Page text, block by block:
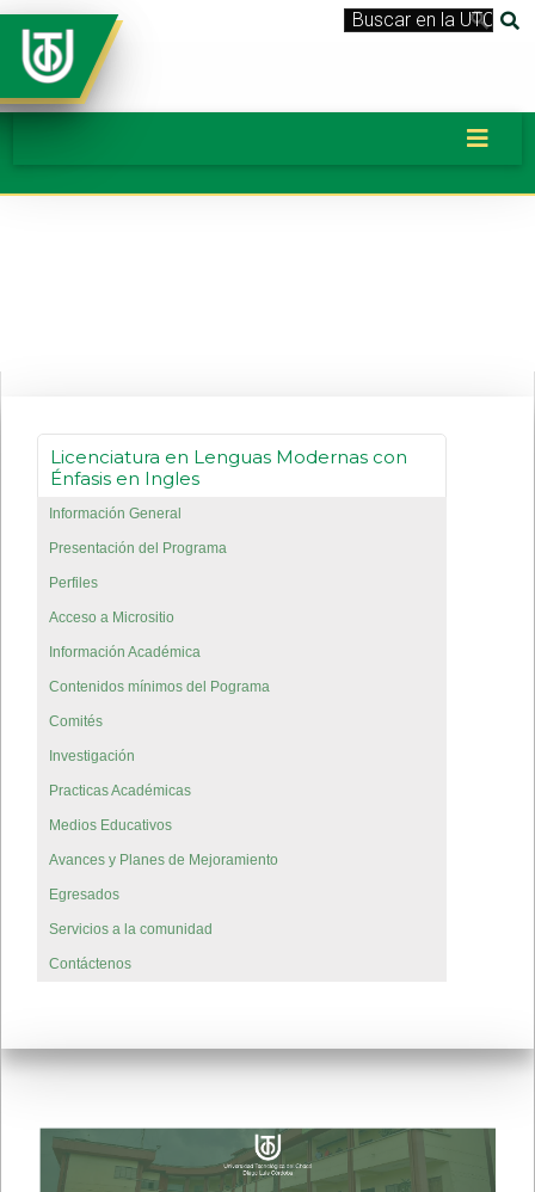
Licenciatura en Lenguas Modernas con
Énfasis en Ingles
Información General
Presentación del Programa
Perfiles
Acceso a Micrositio
Información Académica
Contenidos mínimos del Pograma
Comités
Investigación
Practicas Académicas
Medios Educativos
Avances y Planes de Mejoramiento
Egresados
Servicios a la comunidad
Contáctenos